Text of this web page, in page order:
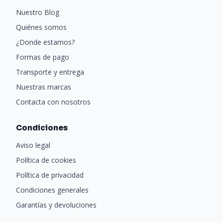
Especificaciones
Tipo de memoria DDR4
Tamaño de la memoria 16 GB (2 de 8 GB)
Velocidad probada 3600
Color de memoria Negro
Latencia SPD 15-15-15-36
Velocidad SPD 2133MHz
Voltaje SPD 1,2 V
Clasificación de velocidad PC4-28800 (3600 MHz)
Nuestro Blog
Quiénes somos
¿Donde estamos?
Formas de pago
Transporte y entrega
Nuestras marcas
Contacta con nosotros
Condiciones
Aviso legal
Política de cookies
Política de privacidad
Condiciones generales
Garantías y devoluciones